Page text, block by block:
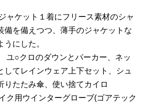
ット１着にフリース素材のシャ
備を備えつつ、薄手のジャケットな
にした。
○クロのダウンとパーカー、ネッ
してレインウェア上下セット、シュ
りたたみ傘、使い捨てカイロ
ウインターグローブ(ゴアテック